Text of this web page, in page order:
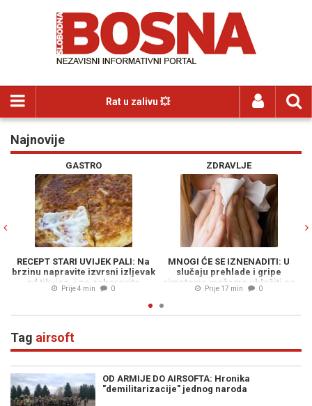
Rat u zalivu 💥
Najnovije
GASTRO
RECEPT STARI UVIJEK PALI: Na
brzinu napravite izvrsni izljevak
od tikvica, i ne zaboravite
jogurt...
Prije 4 min 0
ZDRAVLJE
MNOGI ĆE SE IZNENADITI: U
slučaju prehlade i gripe
simptome možemo ublažiti na
ovaj način...
Prije 17 min 0
Tag airsoft
OD ARMIJE DO AIRSOFTA: Hronika
"demilitarizacije" jednog naroda